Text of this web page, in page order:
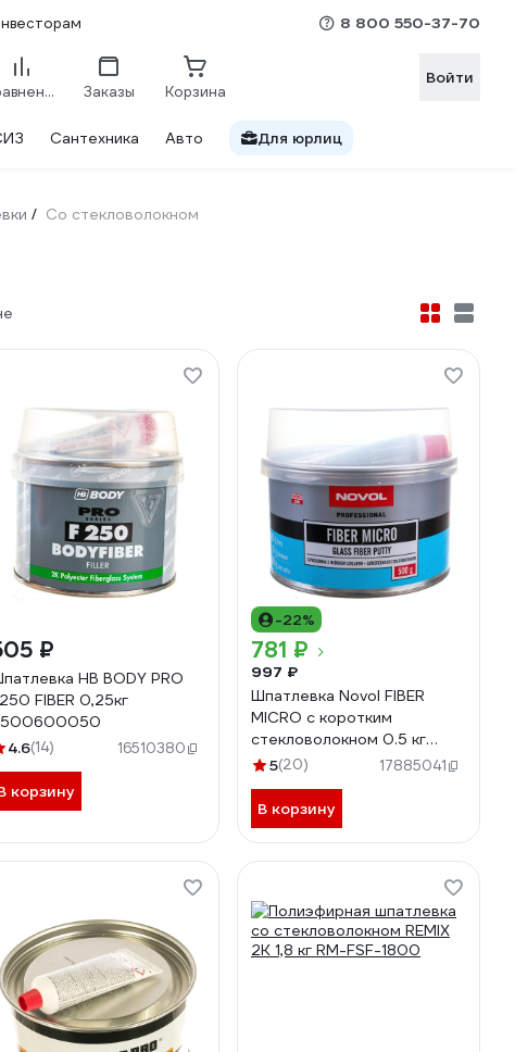
8 800 550-37-70
Сравнение Заказы Корзина
Войти
Сантехника Авто Для юрлиц
/ Со стекловолокном
₽
HB BODY PRO
FIBER 0,25кг
4.6(14) 16510380
корзину
-22%
781 ₽
997 ₽
Шпатлевка Novol FIBER
MICRO с коротким
стекловолокном 0.5 кг
X6125433
5(20) 17885041
В корзину